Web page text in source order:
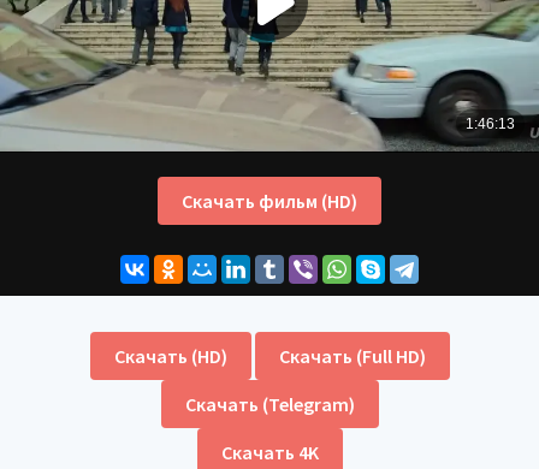
Скачать фильм (HD)
Скачать (HD)
Скачать (Full HD)
Скачать (Telegram)
Скачать 4K